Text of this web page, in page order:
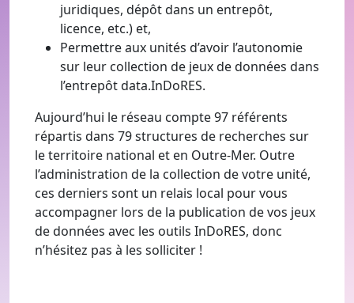
juridiques, dépôt dans un entrepôt,
licence, etc.) et,
Permettre aux unités d’avoir l’autonomie
sur leur collection de jeux de données dans
l’entrepôt data.InDoRES.
Aujourd’hui le réseau compte 97 référents
répartis dans 79 structures de recherches sur
le territoire national et en Outre-Mer. Outre
l’administration de la collection de votre unité,
ces derniers sont un relais local pour vous
accompagner lors de la publication de vos jeux
de données avec les outils InDoRES, donc
n’hésitez pas à les solliciter !